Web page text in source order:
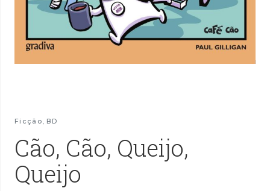
Ficção, BD
Cão, Cão, Queijo,
Queijo